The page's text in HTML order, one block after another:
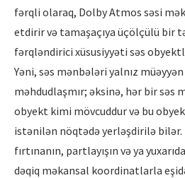
fərqli olaraq, Dolby Atmos səsi
etdirir və tamaşaçıya üçölçülü bir
fərqləndirici xüsusiyyəti səs
Yəni, səs mənbələri yalnız
məhdudlaşmır; əksinə, hər bir səs
obyekt kimi mövcuddur və bu
istənilən nöqtədə yerləşdirilə bilər.
fırtınanın, partlayışın və ya
dəqiq məkansal koordinatlarla